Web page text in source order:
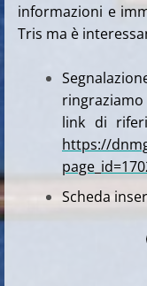
informazioni e
Tris ma è
link di
https://
Scheda